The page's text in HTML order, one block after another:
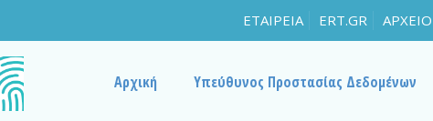
ΕΤΑΙΡΕΙΑ ERT.GR ΑΡΧΕΙΟ
Αρχική Υπεύθυνος Προστασίας Δεδομένων